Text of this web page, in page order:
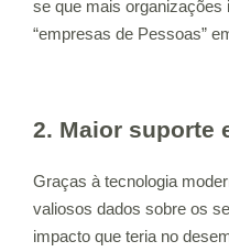
se que mais
“empresas de Pessoas”
2. Maior suporte
Graças à tecnologia
valiosos dados sobre os
impacto que teria no